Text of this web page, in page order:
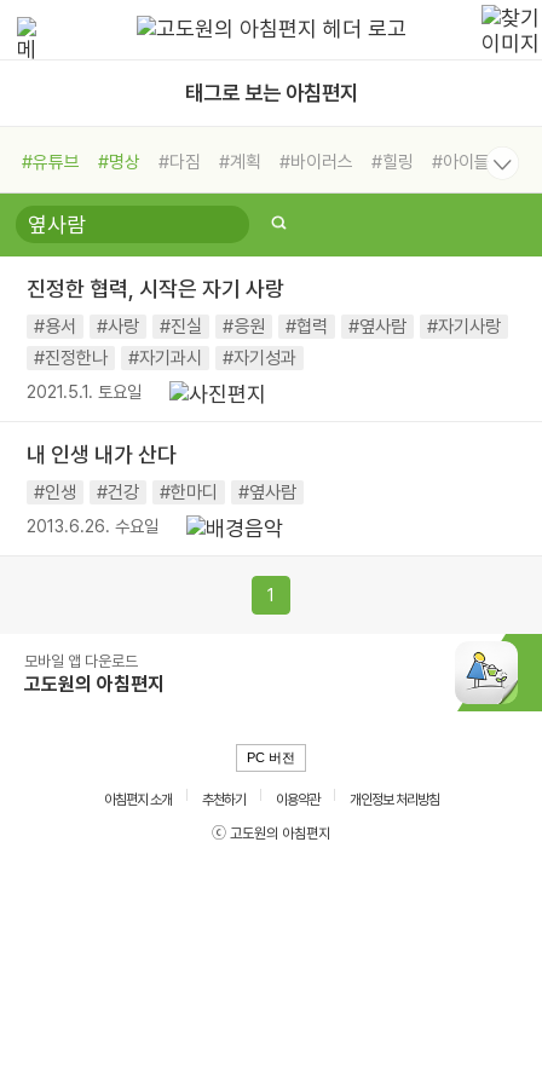
태그로 보는 아침편지
#유튜브 #명상 #다짐 #계획 #바이러스 #힐링
#아이들
#비전캠프
#독서캠프 #삶
#희망
#나눔 #친구 #링컨학교
#독서
#건강 #면역력
진정한 협력, 시작은 자기 사랑
#용서 #사랑 #진실 #응원 #협력 #옆사람
#자기사랑
#진정한나
#자기과시 #자기성과
2021.5.1. 토요일
내 인생 내가 산다
#인생 #건강 #한마디 #옆사람
2013.6.26. 수요일
1
모바일 앱 다운로드
고도원의 아침편지
PC 버전
아침편지 소개 추천하기 이용약관
개인정보 처리방침
ⓒ 고도원의 아침편지